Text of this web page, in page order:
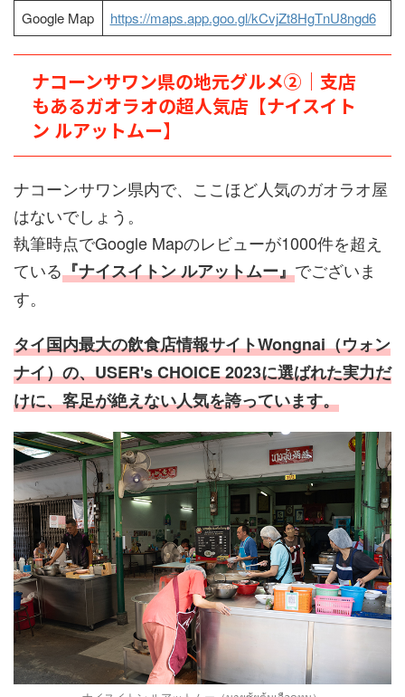
Google Map https://maps.app.goo.gl/kCvjZt8HgTnU8ngd6
ナコーンサワン県の地元グルメ②｜支店
もあるガオラオの超人気店【ナイスイト
ン ルアットムー】
ナコーンサワン県内で、ここほど人気のガオラオ屋
はないでしょう。
執筆時点でGoogle Mapのレビューが1000件を超え
ている『ナイスイトン ルアットムー』でございま
す。
タイ国内最大の飲食店情報サイトWongnai（ウォン
ナイ）の、USER's CHOICE 2023に選ばれた実力だ
けに、客足が絶えない人気を誇っています。